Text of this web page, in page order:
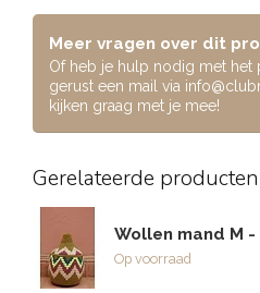
Meer vragen over dit
Of heb je hulp nodig met het
gerust een mail via
kijken graag met je mee!
Gerelateerde producten
Wollen mand M -
Op voorraad